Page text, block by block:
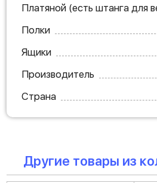
Платяной (есть штанга для
Полки
Ящики
Производитель
Страна
Другие товары из